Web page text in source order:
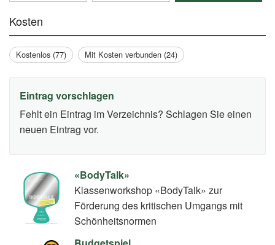
«BodyTalk»
Klassenworkshop «BodyTalk» zur
Förderung des kritischen Umgangs mit
Schönheitsnormen
Kosten
Kostenlos (77) Mit Kosten verbunden (24)
Eintrag vorschlagen
Fehlt ein Eintrag im Verzeichnis? Schlagen Sie einen
neuen Eintrag vor.